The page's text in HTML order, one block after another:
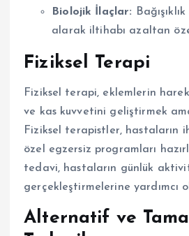
Biolojik İlaçlar:
alarak iltihabı azaltan
Fiziksel Terapi
Fiziksel terapi, eklemlerin
ve kas kuvvetini geliştirmek
Fiziksel terapistler, hastaların
özel egzersiz programları
tedavi, hastaların günlük
gerçekleştirmelerine yardımcı
Alternatif ve